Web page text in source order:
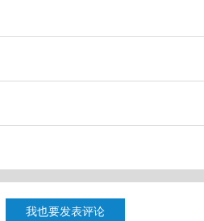
我也要发表评论